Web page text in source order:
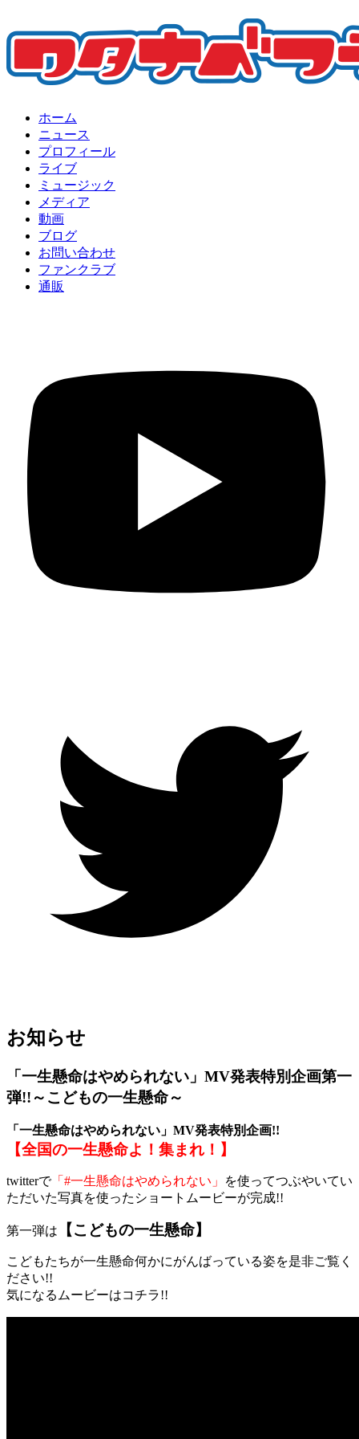
ホーム
ニュース
プロフィール
ライブ
ミュージック
メディア
動画
ブログ
お問い合わせ
ファンクラブ
通販
お知らせ
「一生懸命はやめられない」MV発表特別企画第一
弾!!～こどもの一生懸命～
「一生懸命はやめられない」MV発表特別企画!!
【全国の一生懸命よ！集まれ！】
twitterで「#一生懸命はやめられない」
を使ってつぶやいてい
ただいた写真を使ったショートムービーが完成!!
第一弾は 【こどもの一生懸命】
こどもたちが一生懸命何かにがんばっている姿を是非ご覧く
ださい!!
気になるムービーはコチラ!!